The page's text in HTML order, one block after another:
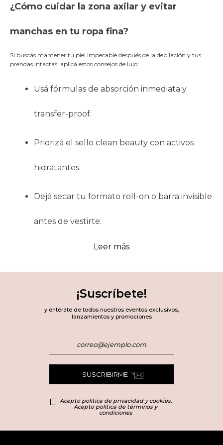
¿Cómo cuidar la zona axilar y evitar
manchas en tu ropa fina?
Si buscás mantener tu piel impecable después de la depilación y tus
prendas intactas, aplicá estos consejos de lujo:
Usá fórmulas de absorción inmediata y
transfer-proof.
Priorizá el sello clean beauty con activos
hidratantes.
Dejá secar tu formato roll-on o barra invisible
antes de vestirte.
Marcas exclusivas e
ingredientes top en
nuestra colección
Basado en nuestra selección de alta gama, te traemos lo más exclusivo
Marcas exclusivas: Clinique, Clarins y más.
: Roll On de rápida absorción,
Leer más
¡Suscríbete!
y entérate de todos nuestros eventos exclusivos,
lanzamientos y promociones
SUSCRIBIRME
Acepto política de privacidad y cookies.
Acepto política de términos y
condiciones